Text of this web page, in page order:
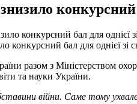
конкурсний
бал для однієї зі
разом з Міністерством
та науки України.
війни. Саме тому